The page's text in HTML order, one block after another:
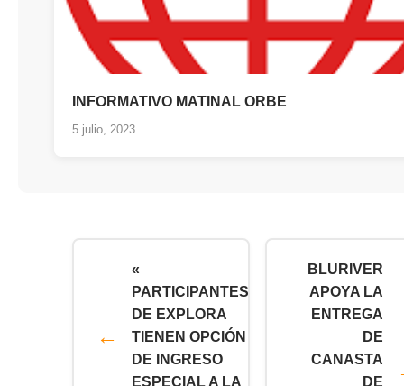
INFORMATIVO MATINAL ORBE
5 julio, 2023
«
PARTICIPANTES
DE EXPLORA
TIENEN OPCIÓN
DE INGRESO
ESPECIAL A LA
BLURIVER
APOYA LA
ENTREGA
DE
CANASTA
DE